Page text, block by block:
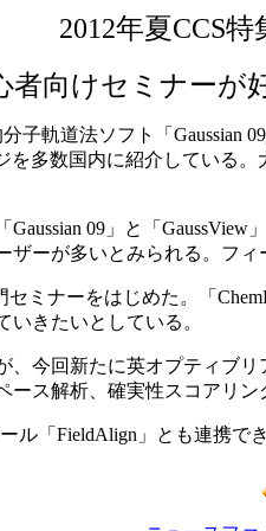
2012年夏CCS
者向けセミナーが
軌道法ソフト「Gaussian
多数国内に紹介している
09」と「
ーが多いとみられる。フ
ミナーをはじめた。「
きたいとしている。
今回新たに英オプティブ
ス解析、確実性スコアリ
「FieldAlign」とも連携で